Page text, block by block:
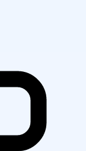
INES · Mesa de